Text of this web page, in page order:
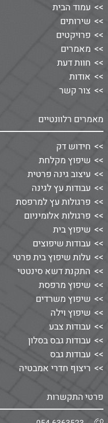
עמוד הבית
שירותים
פרויקטים
מאמרים
חוות דעת
אודות
צור קשר
מאמרים רלוונטיים
חידוש דק
שיפוץ מקלחת
עיצוב גינה פרטית
עבודות עץ לגינה
פרגולות עץ למרפסת
פרגולות אלומיניום
שיפוץ בית
עבודות שיפוצים
עלות שיפוץ בית פרטי
התקנת דשא סינטטי
שיפוץ מרפסת
שיפוץ משרדים
שיפוץ וילה
עבודות צבע
עבודות גבס בסלון
עבודות גבס
ריצוף חדרי אמבטיה
פרטי התקשרות